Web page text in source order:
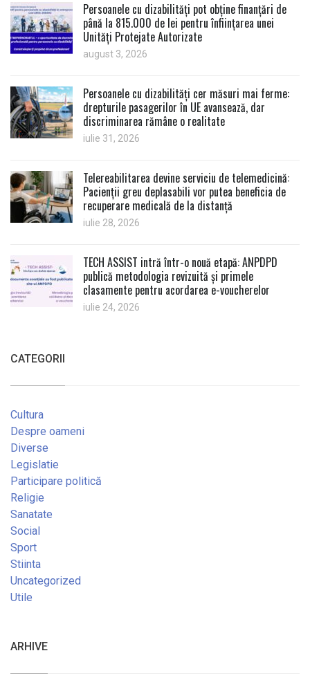
Persoanele cu dizabilități pot obține finanțări de
până la 815.000 de lei pentru înființarea unei
Unități Protejate Autorizate
august 3, 2026
Persoanele cu dizabilități cer măsuri mai ferme:
drepturile pasagerilor în UE avansează, dar
discriminarea rămâne o realitate
iulie 31, 2026
Telereabilitarea devine serviciu de telemedicină:
Pacienții greu deplasabili vor putea beneficia de
recuperare medicală de la distanță
iulie 28, 2026
TECH ASSIST intră într-o nouă etapă: ANPDPD
publică metodologia revizuită și primele
clasamente pentru acordarea e-voucherelor
iulie 24, 2026
CATEGORII
Cultura
Despre oameni
Diverse
Legislatie
Participare politică
Religie
Sanatate
Social
Sport
Stiinta
Uncategorized
Utile
ARHIVE